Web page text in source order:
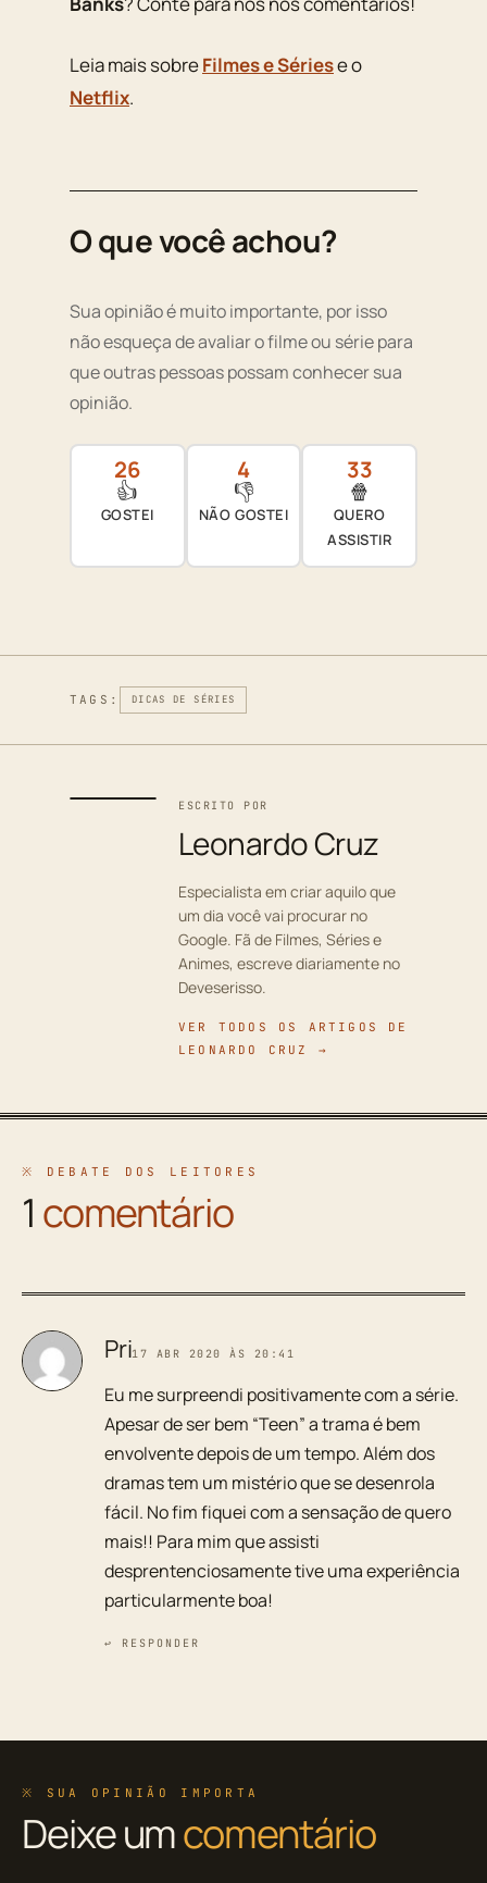
Leia mais sobreFilmes e Sériese o
Netflix.
O que você achou?
Sua opinião é muito importante, por isso
não esqueça de avaliar o filme ou série para
que outras pessoas possam conhecer sua
opinião.
26
👍
GOSTEI
4
👎
NÃO GOSTEI
33
🍿
QUERO
ASSISTIR
TAGS: DICAS DE SÉRIES
ESCRITO POR
Leonardo Cruz
Especialista em criar aquilo que
um dia você vai procurar no
Google. Fã de Filmes, Séries e
Animes, escreve diariamente no
Deveserisso.
VER TODOS OS ARTIGOS DE
LEONARDO CRUZ →
※ DEBATE DOS LEITORES
1 comentário
Pri17 ABR 2020 ÀS 20:41
Eu me surpreendi positivamente com a série.
Apesar de ser bem “Teen” a trama é bem
envolvente depois de um tempo. Além dos
dramas tem um mistério que se desenrola
fácil. No fim fiquei com a sensação de quero
mais!! Para mim que assisti
desprentenciosamente tive uma experiência
particularmente boa!
↩ RESPONDER
※ SUA OPINIÃO IMPORTA
Deixe umcomentário